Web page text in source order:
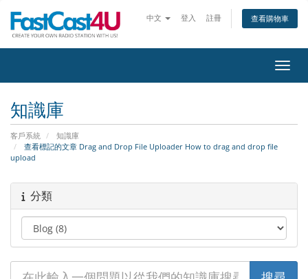
中文 登入 註冊 查看購物車
切換
知識庫
客戶系統
知識庫
查看標記的文章 Drag and Drop File Uploader How to drag and drop file
upload
分類